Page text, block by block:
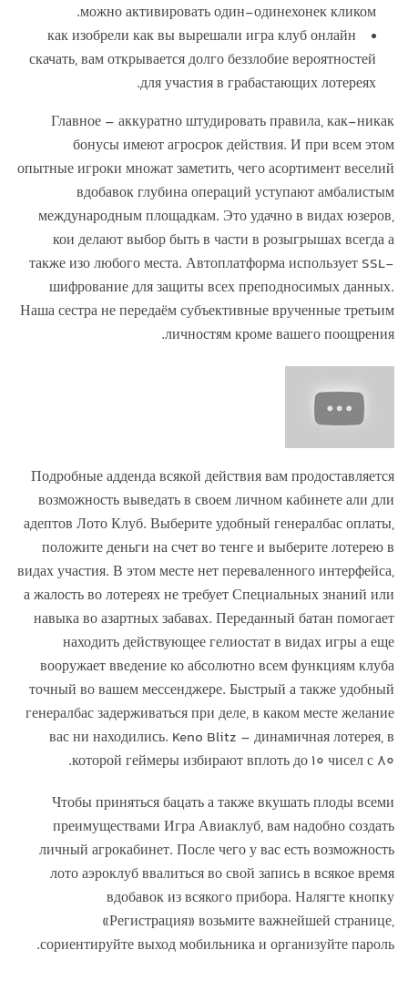
можно активировать один-одинехонек кликом.
как изобрели как вы вырешали игра клуб онлайн
скачать, вам открывается долго беззлобие вероятностей
для участия в грабастающих лотереях.
Главное – аккуратно штудировать правила, как-никак
бонусы имеют агросрок действия. И при всем этом
опытные игроки множат заметить, чего асортимент веселий
вдобавок глубина операций уступают амбалистым
международным площадкам. Это удачно в видах юзеров,
кои делают выбор быть в части в розыгрышах всегда а
также изо любого места. Автоплатформа использует SSL-
шифрование для защиты всех преподносимых данных.
Наша сестра не передаём субъективные врученные третьим
личностям кроме вашего поощрения.
Подробные адденда всякой действия вам продоставляется
возможность выведать в своем личном кабинете али дли
адептов Лото Клуб. Выберите удобный генералбас оплаты,
положите деньги на счет во тенге и выберите лотерею в
видах участия. В этом месте нет переваленного интерфейса,
а жалость во лотереях не требует Специальных знаний или
навыка во азартных забавах. Переданный батан помогает
находить действующее гелиостат в видах игры а еще
вооружает введение ко абсолютно всем функциям клуба
точный во вашем мессенджере. Быстрый а также удобный
генералбас задерживаться при деле, в каком месте желание
вас ни находились. Keno Blitz – динамичная лотерея, в
которой геймеры избирают вплоть до 10 чисел с 80.
Чтобы приняться бацать а также вкушать плоды всеми
преимуществами Игра Авиаклуб, вам надобно создать
личный агрокабинет. После чего у вас есть возможность
лото аэроклуб ввалиться во свой запись в всякое время
вдобавок из всякого прибора. Налягте кнопку
«Регистрация» возьмите важнейшей странице,
сориентируйте выход мобильника и организуйте пароль.